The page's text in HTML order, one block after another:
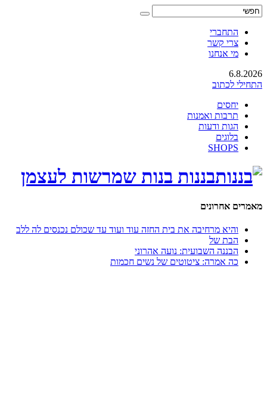
התחברי
צרי קשר
מי אנחנו
6.8.2026
התחילי לכתוב
יחסים
תרבות ואמנות
הגות ודעות
בלוגים
SHOPS
בננות בנות שמרשות לעצמן
מאמרים אחרונים
והיא מרחיבה את בית החזה עוד ועוד עד שכולם נכנסים לה ללב
הבת של
הבננה השבועית: נועה אהרוני
כה אמרה: ציטוטים של נשים חכמות